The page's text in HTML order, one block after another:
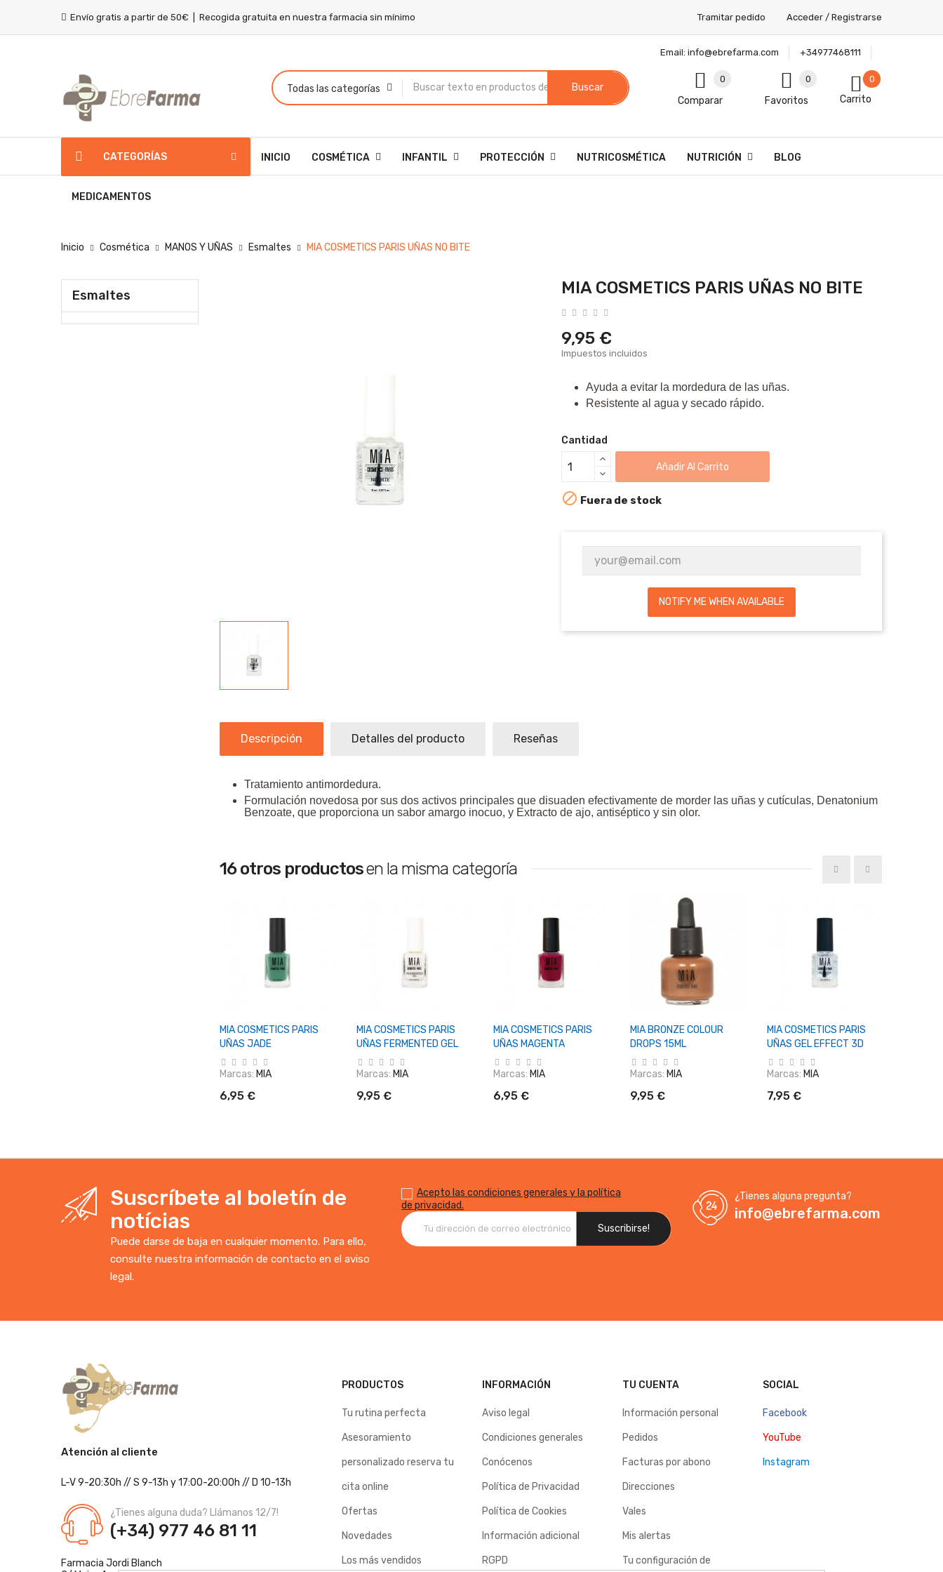
Envío gratis a partir de 50€ | Recogida gratuita en nuestra farmacia sin mínimo Acceder / Registrarse
Tramitar pedido
+34977468111
Email: info@ebrefarma.com
Buscar
0
Carrito
0
Favoritos
0
Comparar
CATEGORÍAS INICIO COSMÉTICA INFANTIL PROTECCIÓN NUTRICOSMÉTICA NUTRICIÓN BLOG
MEDICAMENTOS
Inicio Cosmética MANOS Y UÑAS Esmaltes MIA COSMETICS PARIS UÑAS NO BITE
Esmaltes MIA COSMETICS PARIS UÑAS NO BITE
9,95 €
Impuestos incluidos
Ayuda a evitar la mordedura de las uñas.
Resistente al agua y secado rápido.
Cantidad
Añadir Al Carrito
 Fuera de stock
NOTIFY ME WHEN AVAILABLE
Descripción Detalles del producto Reseñas
Tratamiento antimordedura.
Formulación novedosa por sus dos activos principales que disuaden efectivamente de morder las uñas y cutículas, Denatonium
Benzoate, que proporciona un sabor amargo inocuo, y Extracto de ajo, antiséptico y sin olor.
16 otros productosen la misma categoría
+ Añadir Al Carrito
MIA COSMETICS PARIS
UÑAS JADE
Marcas: MIA
6,95 €
+ Añadir Al Carrito
MIA COSMETICS PARIS
UÑAS FERMENTED GEL
Marcas: MIA
9,95 €
+ Añadir Al Carrito
MIA COSMETICS PARIS
UÑAS MAGENTA
Marcas: MIA
6,95 €
+ Añadir Al Carrito
MIA BRONZE COLOUR
DROPS 15ML
Marcas: MIA
9,95 €
+ Añadir Al Carrito
MIA COSMETICS PARIS
UÑAS GEL EFFECT 3D
Marcas: MIA
7,95 €
Suscríbete al boletín de
notícias
Puede darse de baja en cualquier momento. Para ello,
consulte nuestra información de contacto en el aviso
legal.
Acepto las condiciones generales y la política
de privacidad.
¿Tienes alguna pregunta?
info@ebrefarma.com
Atención al cliente
L-V 9-20:30h // S 9-13h y 17:00-20:00h // D 10-13h
¿Tienes alguna duda? Llámanos 12/7!
(+34) 977 46 81 11
Farmacia Jordi Blanch
PRODUCTOS
Tu rutina perfecta
Asesoramiento
personalizado reserva tu
cita online
Ofertas
Novedades
Los más vendidos
INFORMACIÓN
Aviso legal
Condiciones generales
Conócenos
Política de Privacidad
Política de Cookies
Información adicional
RGPD
TU CUENTA
Información personal
Pedidos
Facturas por abono
Direcciones
Vales
Mis alertas
Tu configuración de
SOCIAL
Facebook
YouTube
Instagram